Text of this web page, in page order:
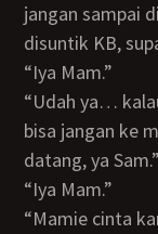
jangan sampai
disuntik KB,
“Iya Mam.”
“Udah ya… kalau mau bobo silakan aja. Besok kalau
bisa jangan ke
datang, ya Sam.”
“Iya Mam.”
“Mamie cinta